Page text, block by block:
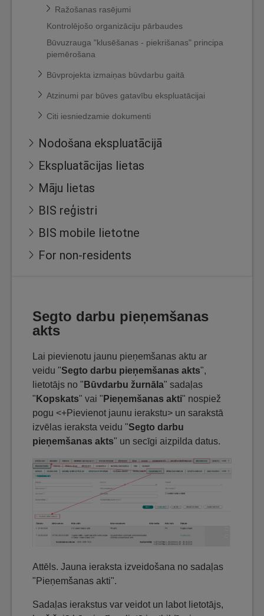
Ražošanas rasējumi
Kontrolējošo organizāciju pārbaudes
Būvuzrauga "klusēšanas - piekrišanas" principa
piemērošana
Būvprojekta izmaiņas būvdarbu gaitā
Atzinumi par būves gatavību ekspluatācijai
Citi iesniedzamie dokumenti
Nodošana ekspluatācijā
Ekspluatācijas lietas
Māju lietas
BIS reģistri
BIS mobile lietotne
For non-residents
Segto darbu pieņemšanas
akts
Lai pievienotu jaunu pieņemšanas aktu ar
veidu "Segto darbu pieņemšanas akts",
lietotājs no " Būvdarbu žurnāla" sadaļas
" Kopskats" vai " Pieņemšanas akti" nospiež
pogu <+Pievienot jaunu ierakstu> un sarakstā
izvēlas ieraksta veidu "Segto darbu
pieņemšanas akts" un secīgi aizpilda datus.
Attēls. Jauna ieraksta izveidošana no sadaļas
"Pieņemšanas akti".
Sadaļas ierakstus var veidot un labot lietotājs,